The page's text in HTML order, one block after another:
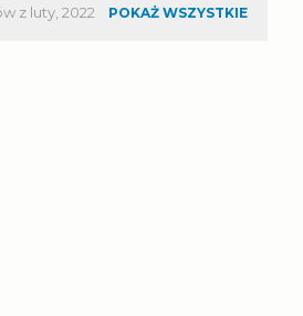
z luty, 2022 POKAŻ WSZYSTKIE